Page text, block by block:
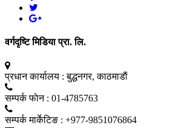
वर्गदृष्टि मिडिया प्रा. लि.
प्रधान कार्यालय : बुद्धनगर, काठमाडाैं
सम्पर्क फाेन : 01-4785763
सम्पर्क मार्केटिङ : +977-9851076864